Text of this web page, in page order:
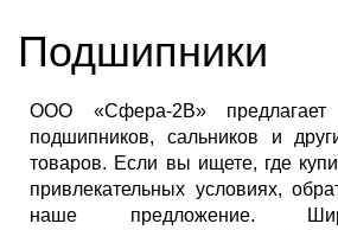
Подшипники
ООО «Сфера-2В»
подшипников, сальников и
товаров. Если вы ищете, где
привлекательных условиях,
наше предложение.